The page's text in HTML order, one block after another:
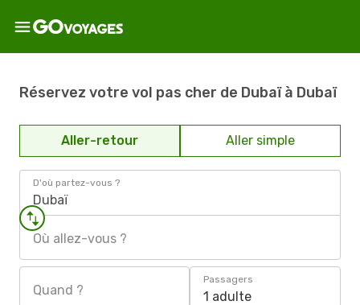
Réservez votre vol pas cher de Dubaï à Dubaï
Aller-retour Aller simple
D'où partez-vous ?
Dubaï
Où allez-vous ?
Quand ?
Passagers
1 adulte